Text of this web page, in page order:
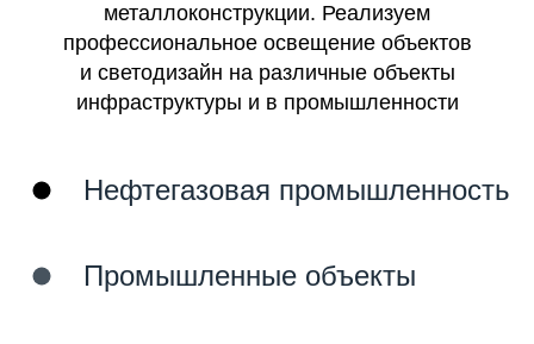
металлоконструкции. Реализуем
профессиональное освещение объектов
и светодизайн на различные объекты
инфраструктуры и в промышленности
Нефтегазовая промышленность
Промышленные объекты